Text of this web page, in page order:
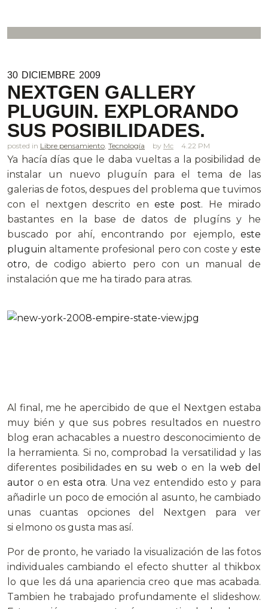
30 DICIEMBRE 2009
NEXTGEN GALLERY
PLUGUIN. EXPLORANDO
SUS POSIBILIDADES.
posted in Libre pensamiento Tecnología Mc 4.22 PM
Ya hacía días que le daba vueltas a la posibilidad de
instalar un nuevo pluguín para el tema de las
galerias de fotos, despues del problema que tuvimos
con el nextgen descrito en este post. He mirado
bastantes en la base de datos de plugíns y he
buscado por ahí, encontrando por ejemplo, este
pluguin altamente profesional pero con coste y este
otro, de codigo abierto pero con un manual de
instalación que me ha tirado para atras.
Al final, me he apercibido de que el Nextgen estaba
muy bién y que sus pobres resultados en nuestro
blog eran achacables a nuestro desconocimiento de
la herramienta. Si no, comprobad la versatilidad y las
diferentes posibilidadesen su web o en laweb del
autor o enesta otra. Una vez entendido esto y para
añadirle un poco de emoción al asunto, he cambiado
unas cuantas opciones del Nextgen para ver
si elmono os gusta mas así.
Por de pronto, he variado la visualización de las fotos
individuales cambiando el efecto shutter al thikbox
lo que les dá una apariencia creo que mas acabada.
Tambien he trabajado profundamente el slideshow.